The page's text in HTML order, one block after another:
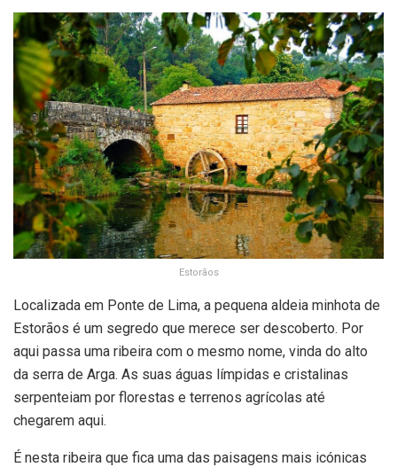
Estorãos
Localizada em Ponte de Lima, a pequena aldeia minhota de
Estorãos é um segredo que merece ser descoberto. Por
aqui passa uma ribeira com o mesmo nome, vinda do alto
da serra de Arga. As suas águas límpidas e cristalinas
serpenteiam por florestas e terrenos agrícolas até
chegarem aqui.
É nesta ribeira que fica uma das paisagens mais icónicas